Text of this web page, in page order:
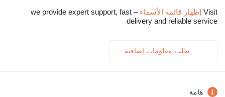
Visit إظهار قائمة الأسماء
– we provide expert support, fast
delivery and reliable service
طلب معلومات إضافية
هامة